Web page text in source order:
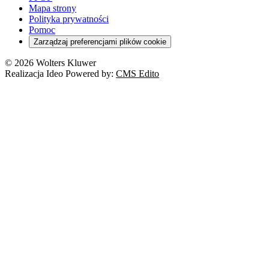
Cło
Deregulacja
Cyberbezpieczeństwo
Franczyza
Prawo autorskie
Turystyka
Orzeczenia
RODO
Mapa strony
Polityka prywatności
Pomoc
Zarządzaj preferencjami plików cookie
© 2026 Wolters Kluwer
Realizacja Ideo Powered by: CMS Edito